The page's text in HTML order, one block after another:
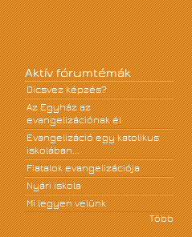
Aktív fórumtémák
Dicsvez képzés?
Az Egyház az
evangelizációnak él
Evangelizáció egy katolikus
iskolában...
Fiatalok evangelizációja
Nyári iskola
Mi legyen velünk
Több